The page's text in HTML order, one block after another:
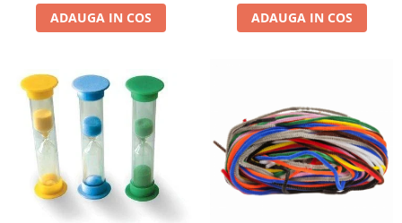
ADAUGA IN COS ADAUGA IN COS